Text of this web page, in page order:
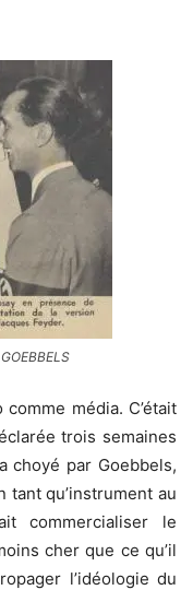
média. C’était
trois semaines
choyé par Goebbels,
qu’instrument au
commercialiser le
cher que ce qu’il
l’idéologie du